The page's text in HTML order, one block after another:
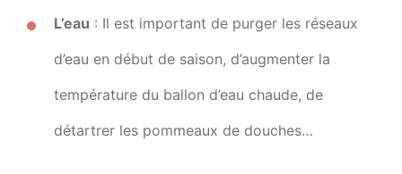
L’eau : Il est important de purger les réseaux
d’eau en début de saison, d’augmenter la
température du ballon d’eau chaude, de
détartrer les pommeaux de douches…